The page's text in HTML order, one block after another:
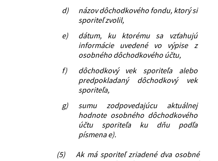
d)
názov dôchodkového fondu, ktorý si
sporiteľ zvolil,
e)
dátum, ku ktorému sa vzťahujú
informácie uvedené vo výpise z
osobného dôchodkového účtu,
f)
dôchodkový vek sporiteľa alebo
predpokladaný dôchodkový vek
sporiteľa,
g)
sumu zodpovedajúcu aktuálnej
hodnote osobného dôchodkového
účtu sporiteľa ku dňu podľa
písmena e).
(5)
Ak má sporiteľ zriadené dva osobné